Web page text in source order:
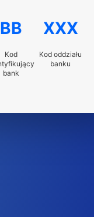
BB
Kod
bank
XXX
Kod oddziału
banku